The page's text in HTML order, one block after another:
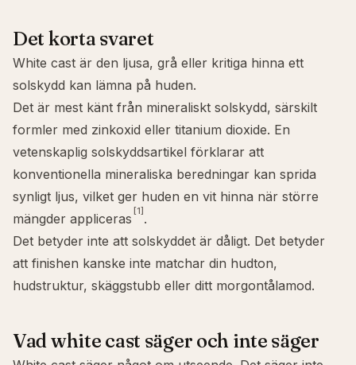
Det korta svaret
White cast är den ljusa, grå eller kritiga hinna ett
solskydd kan lämna på huden.
Det är mest känt från mineraliskt solskydd, särskilt
formler med zinkoxid eller titanium dioxide. En
vetenskaplig solskyddsartikel förklarar att
konventionella mineraliska beredningar kan sprida
synligt ljus, vilket ger huden en vit hinna när större
mängder appliceras [1] .
Det betyder inte att solskyddet är dåligt. Det betyder
att finishen kanske inte matchar din hudton,
hudstruktur, skäggstubb eller ditt morgontålamod.
Vad white cast säger och inte säger